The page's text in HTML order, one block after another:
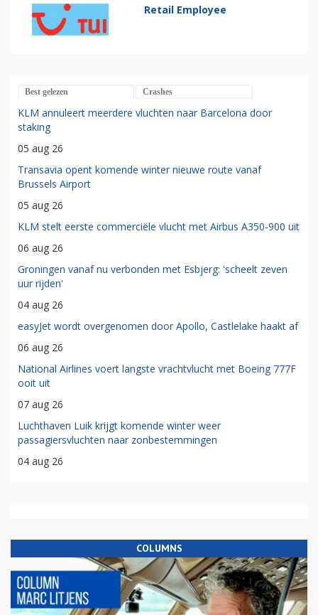
Retail Employee
Best gelezen Crashes
KLM annuleert meerdere vluchten naar Barcelona door
staking
05 aug 26
Transavia opent komende winter nieuwe route vanaf
Brussels Airport
05 aug 26
KLM stelt eerste commerciële vlucht met Airbus A350-900 uit
06 aug 26
Groningen vanaf nu verbonden met Esbjerg: 'scheelt zeven
uur rijden'
04 aug 26
easyJet wordt overgenomen door Apollo, Castlelake haakt af
06 aug 26
National Airlines voert langste vrachtvlucht met Boeing 777F
ooit uit
07 aug 26
Luchthaven Luik krijgt komende winter weer
passagiersvluchten naar zonbestemmingen
04 aug 26
COLUMNS